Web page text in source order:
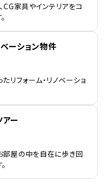
CG家具やインテリアをコ
ベーション物件
リフォーム・リノベーショ
ー
部屋の中を自在に歩き回